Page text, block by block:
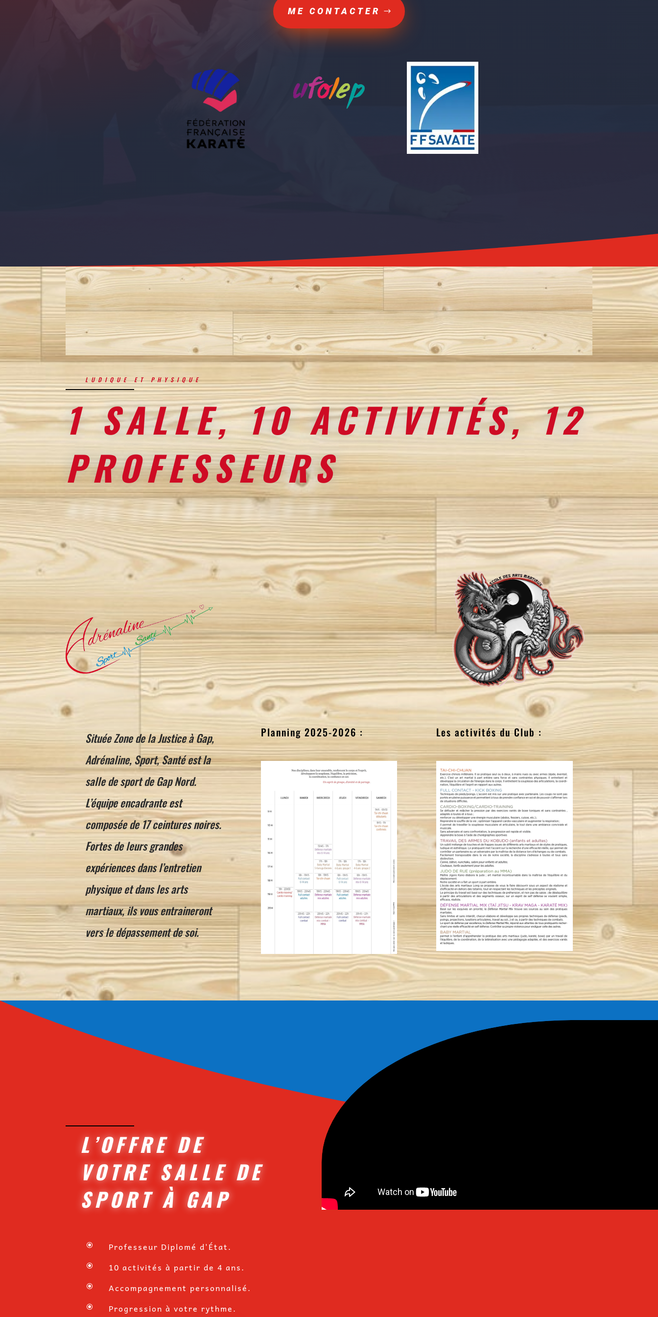
ME CONTACTER
LUDIQUE ET PHYSIQUE
1 SALLE, 10 ACTIVITÉS, 12
PROFESSEURS
AVEC LUC DEKOKELAIRE
Située Zone de la Justice à Gap,
Adrénaline, Sport, Santé est la
salle de sport de Gap Nord.
L’équipe encadrante est
composée de 17 ceintures noires.
Fortes de leurs grandes
expériences dans l’entretien
physique et dans les arts
martiaux, ils vous entraineront
vers le dépassement de soi.
Planning 2025-2026 : Les activités du Club :
L’OFFRE DE
VOTRE SALLE DE
SPORT À GAP
\ Professeur Diplomé d'État.
\ 10 activités à partir de 4 ans.
\ Accompagnement personnalisé.
\ Progression à votre rythme.